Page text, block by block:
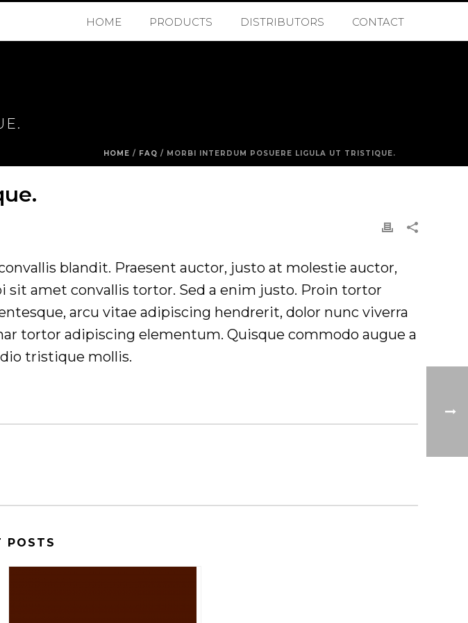
HOME PRODUCTS DISTRIBUTORS CONTACT
HOME / FAQ / MORBI INTERDUM POSUERE LIGULA UT TRISTIQUE.
blandit. Praesent auctor, justo at molestie auctor,
amet convallis tortor. Sed a enim justo. Proin tortor
arcu vitae adipiscing hendrerit, dolor nunc viverra
tortor adipiscing elementum. Quisque commodo augue a
tristique mollis.
POSTS